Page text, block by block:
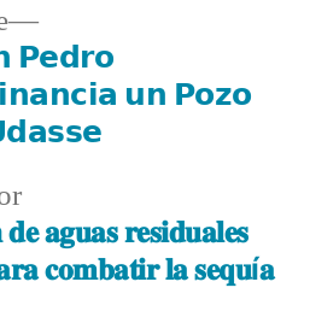
𝐚𝐠𝐮𝐚𝐬 𝐫𝐞𝐬𝐢𝐝𝐮𝐚𝐥𝐞𝐬
𝐜𝐨𝐦𝐛𝐚𝐭𝐢𝐫 𝐥𝐚 𝐬𝐞𝐪𝐮í𝐚
𝗣𝗲𝗱𝗿𝗼
𝘂𝗻 𝗣𝗼𝘇𝗼